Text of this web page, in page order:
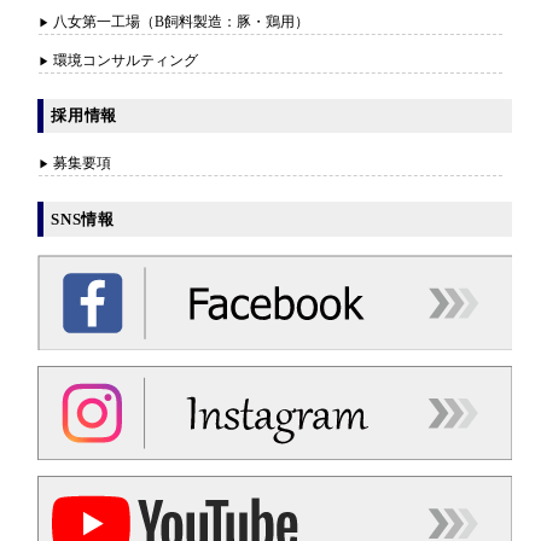
八女第一工場（B飼料製造：豚・鶏用）
環境コンサルティング
採用情報
募集要項
SNS情報